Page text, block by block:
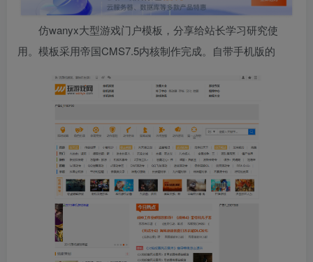
仿wanyx大型游戏门户模板，分享给站长学习研究使
用。模板采用帝国CMS7.5内核制作完成。自带手机版的